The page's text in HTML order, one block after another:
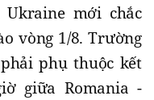
mới chắc
vòng 1/8. Trường
phụ thuộc kết
giữa Romania -